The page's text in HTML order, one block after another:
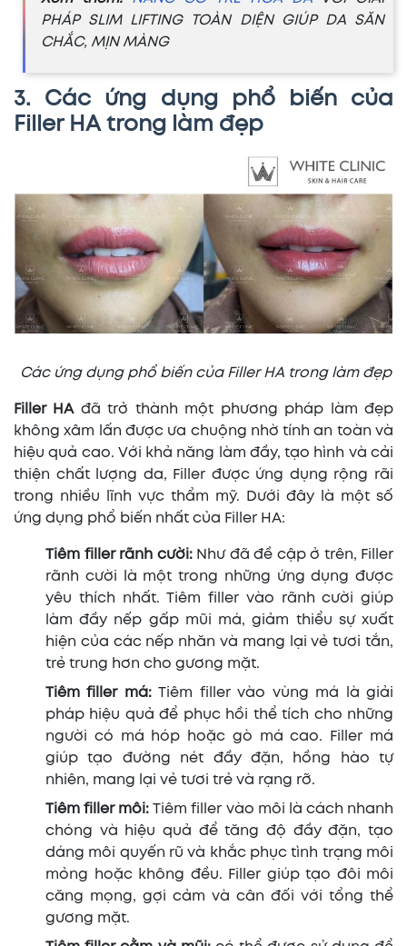
PHÁP SLIM LIFTING TOÀN DIỆN GIÚP DA SĂN
CHẮC, MỊN MÀNG
3. Các ứng dụng phổ biến của
Filler HA trong làm đẹp
Các ứng dụng phổ biến của Filler HA trong làm đẹp
Filler HA đã trở thành một phương pháp làm đẹp
không xâm lấn được ưa chuộng nhờ tính an toàn và
hiệu quả cao. Với khả năng làm đầy, tạo hình và cải
thiện chất lượng da, Filler được ứng dụng rộng rãi
trong nhiều lĩnh vực thẩm mỹ. Dưới đây là một số
ứng dụng phổ biến nhất của Filler HA:
Tiêm filler rãnh cười: Như đã đề cập ở trên, Filler
rãnh cười là một trong những ứng dụng được
yêu thích nhất. Tiêm filler vào rãnh cười giúp
làm đầy nếp gấp mũi má, giảm thiểu sự xuất
hiện của các nếp nhăn và mang lại vẻ tươi tắn,
trẻ trung hơn cho gương mặt.
Tiêm filler má:Tiêm filler vào vùng má là giải
pháp hiệu quả để phục hồi thể tích cho những
người có má hóp hoặc gò má cao. Filler má
giúp tạo đường nét đầy đặn, hồng hào tự
nhiên, mang lại vẻ tươi trẻ và rạng rỡ.
Tiêm filler môi: Tiêm filler vào môi là cách nhanh
chóng và hiệu quả để tăng độ đầy đặn, tạo
dáng môi quyến rũ và khắc phục tình trạng môi
mỏng hoặc không đều. Filler giúp tạo đôi môi
căng mọng, gợi cảm và cân đối với tổng thể
gương mặt.